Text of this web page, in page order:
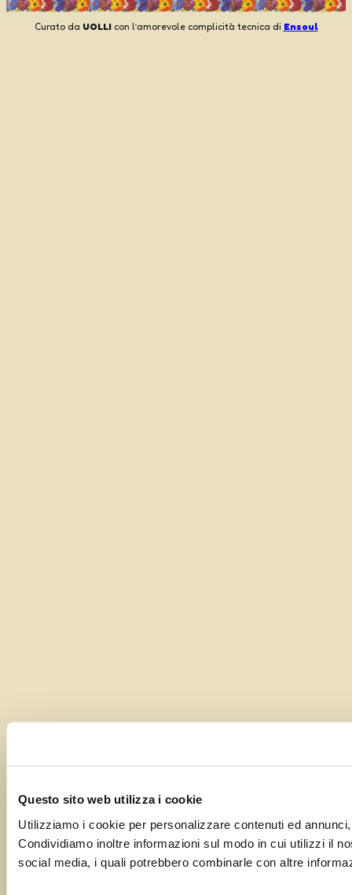
Questo sito web utilizza i cookie
Utilizziamo i cookie per personalizzare contenuti ed
Condividiamo inoltre informazioni sul modo in cui utilizzi il
social media, i quali potrebbero combinarle con altre
Curato da UOLLIcon l’amorevole complicità tecnica di Ensoul